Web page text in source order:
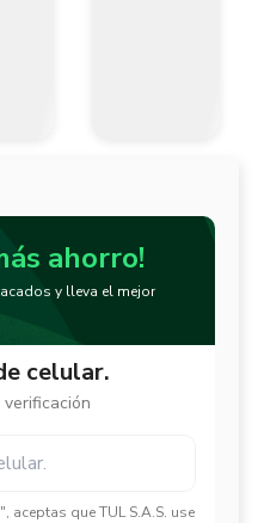
ahorro!
y lleva el mejor
celular.
aceptas que TUL S.A.S. use